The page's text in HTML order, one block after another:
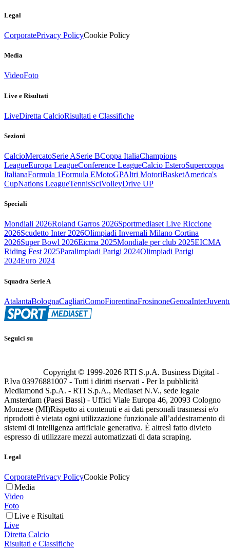
Legal
CorporatePrivacy PolicyCookie Policy
Media
VideoFoto
Live e Risultati
LiveDiretta CalcioRisultati e Classifiche
Sezioni
CalcioMercatoSerie ASerie BCoppa ItaliaChampions
LeagueEuropa LeagueConference LeagueCalcio EsteroSupercoppa
ItalianaFormula 1Formula EMotoGPAltri MotoriBasketAmerica's
CupNations LeagueTennisSciVolleyDrive UP
Speciali
Mondiali 2026Roland Garros 2026Sportmediaset Live Riccione
2026Scudetto Inter 2026Olimpiadi Invernali Milano Cortina
2026Super Bowl 2026Eicma 2025Mondiale per club 2025EICMA
Riding Fest 2025Paralimpiadi Parigi 2024Olimpiadi Parigi
2024Euro 2024
Squadra Serie A
AtalantaBolognaCagliariComoFiorentinaFrosinoneGenoaInter
Seguici su
Copyright © 1999-2026 RTI S.p.A. Business Digital -
P.Iva 03976881007 - Tutti i diritti riservati - Per la pubblicità
Mediamond S.p.A. - RTI S.p.A., Mediaset N.V., sede legale
Amsterdam (Paesi Bassi) - Uffici Viale Europa 46, 20093 Cologno
Monzese (MI)Rispetto ai contenuti e ai dati personali trasmessi e/o
riprodotti è vietata ogni utilizzazione funzionale all’addestramento di
sistemi di intelligenza artificiale generativa. È altresì fatto divieto
espresso di utilizzare mezzi automatizzati di data scraping.
Legal
CorporatePrivacy PolicyCookie Policy
Media
Video
Foto
Live e Risultati
Live
Diretta Calcio
Risultati e Classifiche